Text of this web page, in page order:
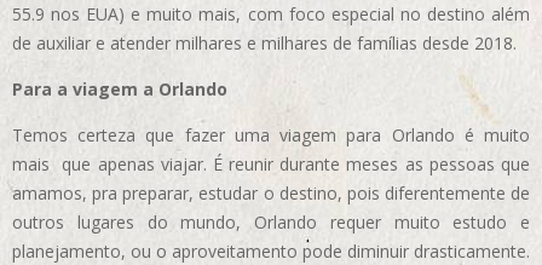
55.9 nos EUA) e muito mais, com foco especial no destino além
de auxiliar e atender milhares e milhares de famílias desde 2018.
Para a viagem a Orlando
Temos certeza que fazer uma viagem para Orlando é muito
mais que apenas viajar. É reunir durante meses as pessoas que
amamos, pra preparar, estudar o destino, pois diferentemente de
outros lugares do mundo, Orlando requer muito estudo e
planejamento, ou o aproveitamento pode diminuir drasticamente.